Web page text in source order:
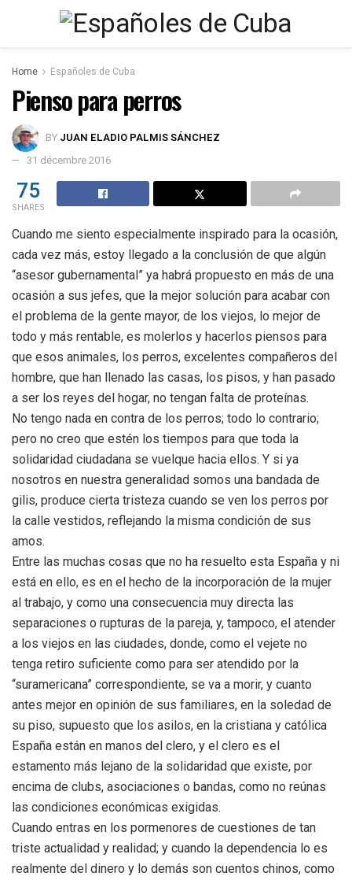
Home Españoles de Cuba
Pienso para perros
BY JUAN ELADIO PALMIS SÁNCHEZ
31 décembre 2016
75
SHARES
Cuando me siento especialmente inspirado para la ocasión,
cada vez más, estoy llegado a la conclusión de que algún
“asesor gubernamental” ya habrá propuesto en más de una
ocasión a sus jefes, que la mejor solución para acabar con
el problema de la gente mayor, de los viejos, lo mejor de
todo y más rentable, es molerlos y hacerlos piensos para
que esos animales, los perros, excelentes compañeros del
hombre, que han llenado las casas, los pisos, y han pasado
a ser los reyes del hogar, no tengan falta de proteínas.
No tengo nada en contra de los perros; todo lo contrario;
pero no creo que estén los tiempos para que toda la
solidaridad ciudadana se vuelque hacia ellos. Y si ya
nosotros en nuestra generalidad somos una bandada de
gilis, produce cierta tristeza cuando se ven los perros por
la calle vestidos, reflejando la misma condición de sus
amos.
Entre las muchas cosas que no ha resuelto esta España y ni
está en ello, es en el hecho de la incorporación de la mujer
al trabajo, y como una consecuencia muy directa las
separaciones o rupturas de la pareja, y, tampoco, el atender
a los viejos en las ciudades, donde, como el vejete no
tenga retiro suficiente como para ser atendido por la
“suramericana” correspondiente, se va a morir, y cuanto
antes mejor en opinión de sus familiares, en la soledad de
su piso, supuesto que los asilos, en la cristiana y católica
España están en manos del clero, y el clero es el
estamento más lejano de la solidaridad que existe, por
encima de clubs, asociaciones o bandas, como no reúnas
las condiciones económicas exigidas.
Cuando entras en los pormenores de cuestiones de tan
triste actualidad y realidad; y cuando la dependencia lo es
realmente del dinero y lo demás son cuentos chinos, como